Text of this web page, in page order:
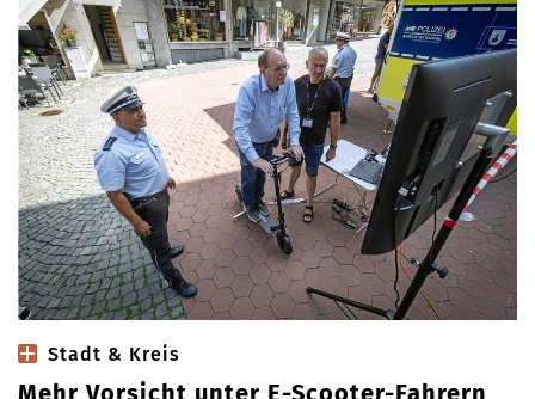
Stadt & Kreis
Mehr Vorsicht unter E-Scooter-Fahrern